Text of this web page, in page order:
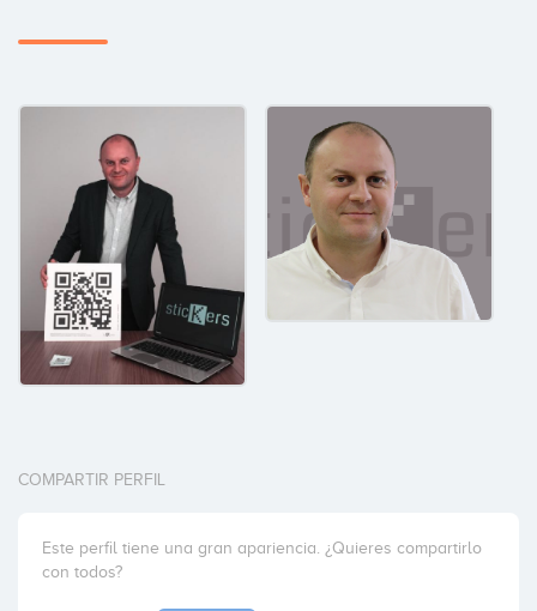
COMPARTIR PERFIL
Este perfil tiene una gran apariencia. ¿Quieres compartirlo
con todos?